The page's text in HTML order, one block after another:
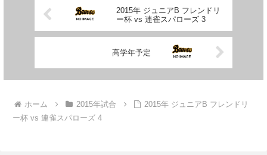
2015年 ジュニアB フレンドリ
ー杯 vs 連雀スパローズ 3
高学年予定
ホーム 2015年試合
2015年 ジュニアB フレンドリ
ー杯 vs 連雀スパローズ 4